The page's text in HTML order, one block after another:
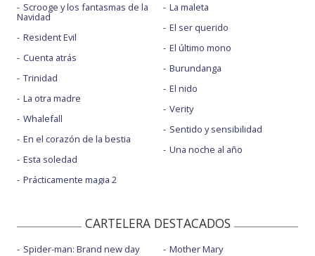
Scrooge y los fantasmas de la
Navidad
Resident Evil
Cuenta atrás
Trinidad
La otra madre
Whalefall
En el corazón de la bestia
Esta soledad
Prácticamente magia 2
La maleta
El ser querido
El último mono
Burundanga
El nido
Verity
Sentido y sensibilidad
Una noche al año
CARTELERA DESTACADOS
Spider-man: Brand new day
Mother Mary